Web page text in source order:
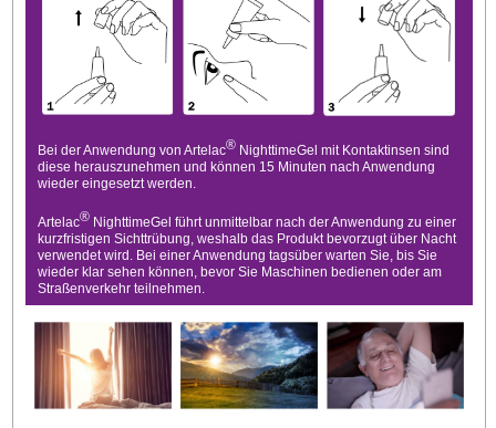
Bei der Anwendung von Artelac®NighttimeGel mit Kontaktinsen sind
diese herauszunehmen und können 15 Minuten nach Anwendung
wieder eingesetzt werden.
Artelac®NighttimeGel führt unmittelbar nach der Anwendung zu einer
kurzfristigen Sichttrübung, weshalb das Produkt bevorzugt über Nacht
verwendet wird. Bei einer Anwendung tagsüber warten Sie, bis Sie
wieder klar sehen können, bevor Sie Maschinen bedienen oder am
Straßenverkehr teilnehmen.